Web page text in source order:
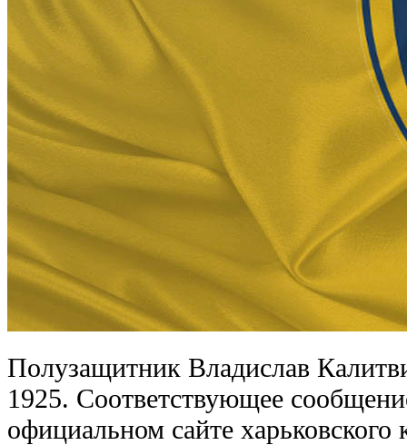
Полузащитник Владислав
1925. Соответствующее
официальном сайте харьковского